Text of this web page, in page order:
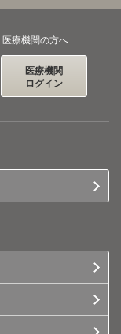
医療機関の方へ
医療機関
ログイン